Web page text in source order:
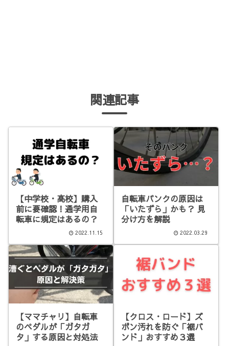
関連記事
【中学校・高校】購入
前に要確認！通学用自
転車に規定はあるの？
2022.11.15
自転車パンクの原因は
「いたずら」かも？ 見
分け方を解説
2022.03.29
【ママチャリ】自転車
のペダルが「ガタガ
タ」する原因と対処法
【クロス・ロード】ズ
ボン汚れを防ぐ「裾バ
ンド」おすすめ３選